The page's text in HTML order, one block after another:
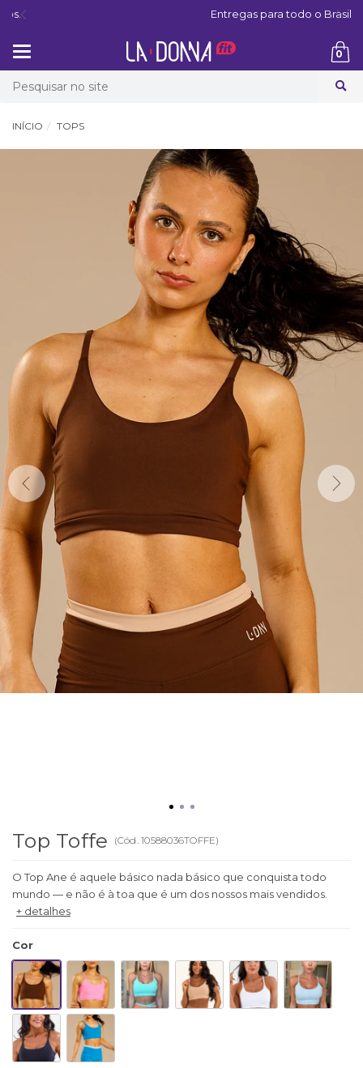
Entregas para todo o Brasil
navegação
0
INÍCIO TOPS
Top Toffe (Cód. 10588036TOFFE)
O Top Ane é aquele básico nada básico que conquista todo
mundo — e não é à toa que é um dos nossos mais vendidos.
+ detalhes
Cor